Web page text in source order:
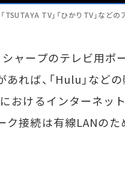
「TSUTAYA TV」「ひかりTV」など
ャープのテレビ用ポ
れば、「Hulu」など
おけるインターネット
ク接続は有線LANの